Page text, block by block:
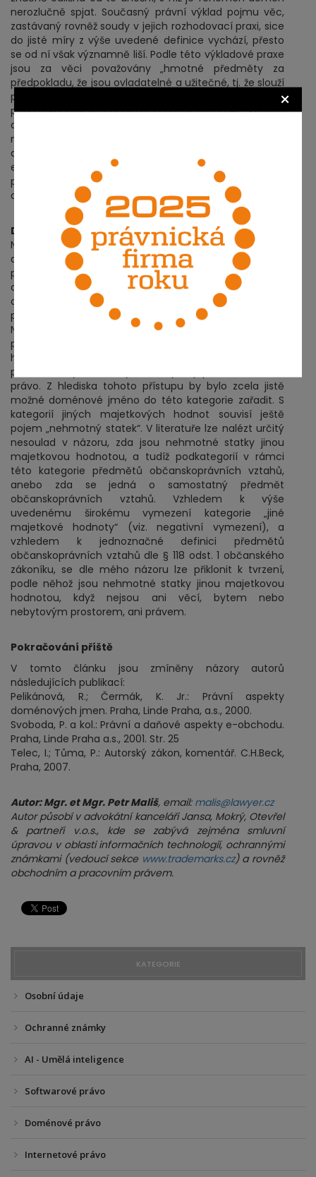
×
nerozlučně spjat. Současný právní výklad pojmu věc,
zastávaný rovněž soudy v jejich rozhodovací praxi, sice
do jisté míry z výše uvedené definice vychází, přesto
se od ní však významně liší. Podle této výkladové praxe
jsou za věci považovány „hmotné předměty za
předpokladu, že jsou ovladatelné a užitečné, tj. že slouží
potřebám lidí“. Tato definice tedy stanoví jako základní
podmínku, aby se jednalo o „hmotný předmět“, kterým
doménové jméno zcela jistě není. Proto je dle mého
názoru nutno konstatovat, že výše uvedené chápání
domény jakožto věci je založena na značně
extenzivním výkladu pojmu věc, a nemá oporu v
platné právní úpravě ani ve výkladové praxi (tato
otázka je však v odborné literatuře stále živá).
Doména jako „jiná majetková hodnota“
Nezbývá tedy, než vylučovací metodou kategorizovat
doménu jako tzv. jinou majetkovou hodnotu. Tento
pojem rovněž není zákonem definován, často bývá
chápán jako jakási zbytková kategorie, zahrnující vše,
co nelze definovat jako věc nebo jako právo, za
předpokladu, že to má jistou ekonomickou hodnotu.
Negativním vymezením lze dojít k závěru, že se v
případě jiné majetkové hodnoty musí (1.) jednat o
hodnoty majetkové, a (2.) o jiný předmět, než o věc v
právním smyslu, než byt či nebytový prostor anebo o
právo. Z hlediska tohoto přístupu by bylo zcela jistě
možné doménové jméno do této kategorie zařadit. S
kategorií jiných majetkových hodnot souvisí ještě
pojem „nehmotný statek“. V literatuře lze nalézt určitý
nesoulad v názoru, zda jsou nehmotné statky jinou
majetkovou hodnotou, a tudíž podkategorií v rámci
této kategorie předmětů občanskoprávních vztahů,
anebo zda se jedná o samostatný předmět
občanskoprávních vztahů. Vzhledem k výše
uvedenému širokému vymezení kategorie „jiné
majetkové hodnoty“ (viz. negativní vymezení), a
vzhledem k jednoznačné definici předmětů
občanskoprávních vztahů dle § 118 odst. 1 občanského
zákoníku, se dle mého názoru lze přiklonit k tvrzení,
podle něhož jsou nehmotné statky jinou majetkovou
hodnotou, když nejsou ani věcí, bytem nebo
nebytovým prostorem, ani právem.
Pokračování příště
V tomto článku jsou zmíněny názory autorů
následujících publikací:
Pelikánová, R.; Čermák, K. Jr.: Právní aspekty
doménových jmen. Praha, Linde Praha, a.s., 2000.
Svoboda, P. a kol.: Právní a daňové aspekty e-obchodu.
Praha, Linde Praha a.s., 2001. Str. 25
Telec, I.; Tůma, P.: Autorský zákon, komentář. C.H.Beck,
Praha, 2007.
Autor: Mgr. et Mgr. Petr Mališ, email: malis@lawyer.cz
Autor působí v advokátní kanceláři Jansa, Mokrý, Otevřel
& partneři v.o.s., kde se zabývá zejména smluvní
úpravou v oblasti informačních technologií, ochrannými
známkami (vedoucí sekce www.trademarks.cz) a rovněž
obchodním a pracovním právem.
KATEGORIE
Osobní údaje
Ochranné známky
AI - Umělá inteligence
Softwarové právo
Doménové právo
Internetové právo